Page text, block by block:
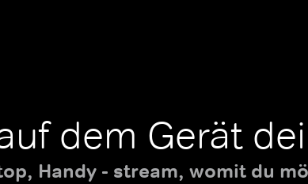
dem Gerät
Handy - stream, womit du